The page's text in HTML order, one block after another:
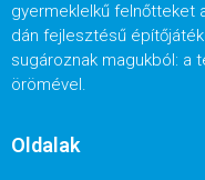
gyermeklelkű felnőtteket
dán fejlesztésű
sugároznak magukból: a
örömével.
Oldalak